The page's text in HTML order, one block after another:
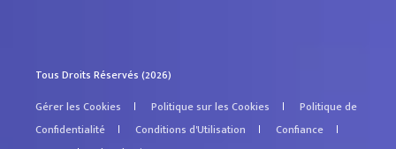
Tous Droits Réservés (2026)
Gérer les Cookies
Politique sur les Cookies
Politique de
Confidentialité
Conditions d'Utilisation
Confiance